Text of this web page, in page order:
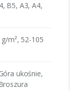
B5, A3, A4,
m², 52-105
ukośnie,